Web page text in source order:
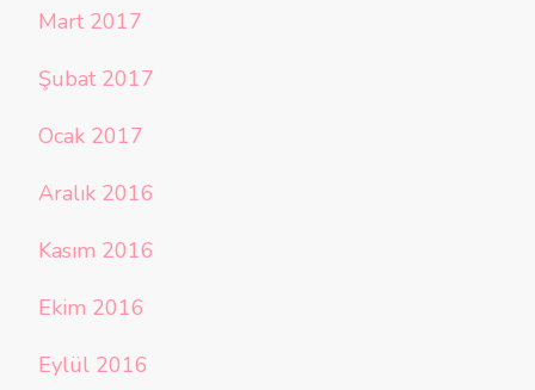
Mart 2017
Şubat 2017
Ocak 2017
Aralık 2016
Kasım 2016
Ekim 2016
Eylül 2016